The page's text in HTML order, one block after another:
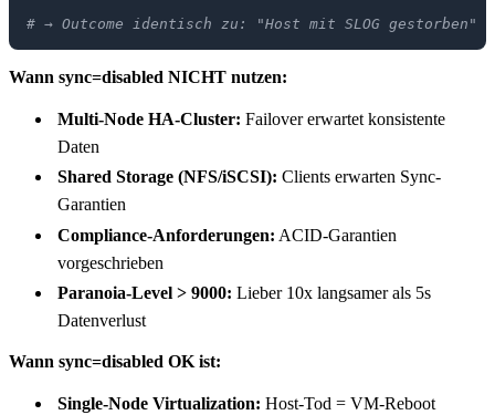
# → Outcome identisch zu: "Host mit SLOG gestorben"
Wann sync=disabled NICHT nutzen:
Multi-Node HA-Cluster: Failover erwartet konsistente
Daten
Shared Storage (NFS/iSCSI): Clients erwarten Sync-
Garantien
Compliance-Anforderungen: ACID-Garantien
vorgeschrieben
Paranoia-Level > 9000: Lieber 10x langsamer als 5s
Datenverlust
Wann sync=disabled OK ist:
Single-Node Virtualization: Host-Tod = VM-Reboot